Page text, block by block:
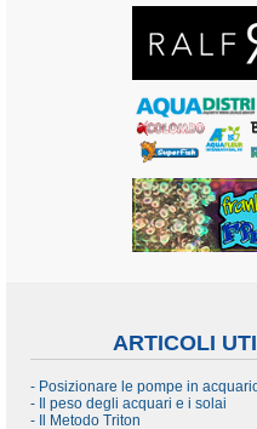
ARTICOLI
- Posizionare le pompe in
- Il peso degli acquari e i solai
- Il Metodo Triton